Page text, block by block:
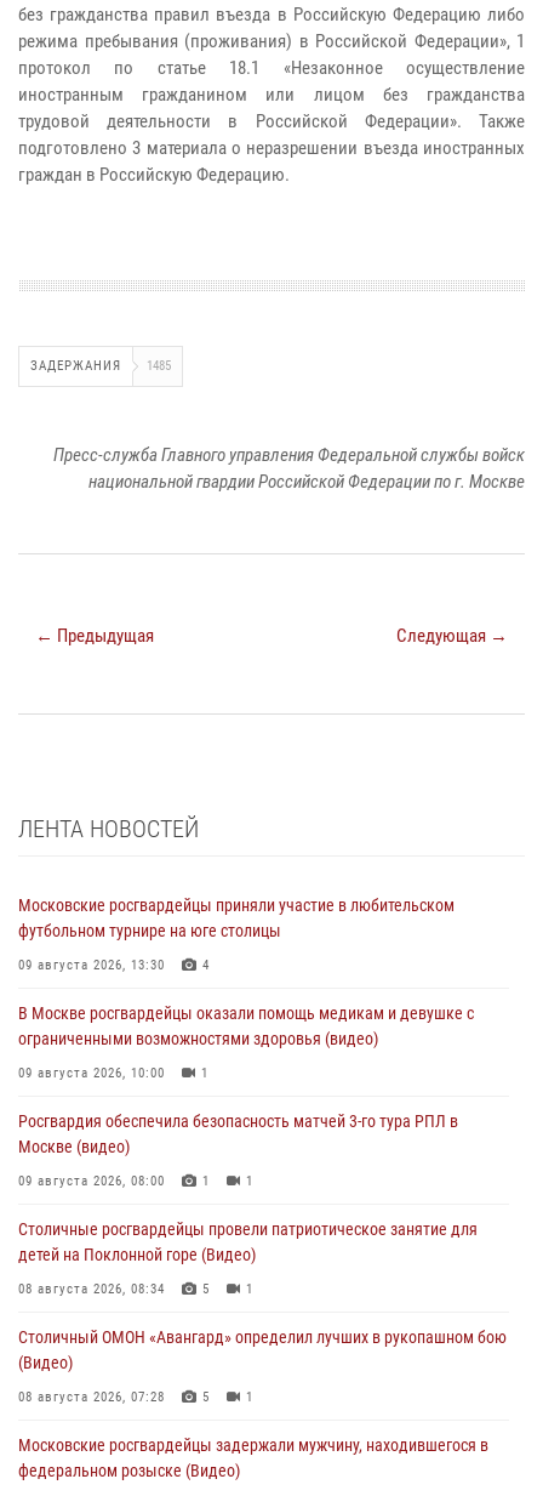
без гражданства правил въезда в Российскую Федерацию либо
режима пребывания (проживания) в Российской Федерации», 1
протокол по статье 18.1 «Незаконное осуществление
иностранным гражданином или лицом без гражданства
трудовой деятельности в Российской Федерации». Также
подготовлено 3 материала о неразрешении въезда иностранных
граждан в Российскую Федерацию.
ЗАДЕРЖАНИЯ 1485
Пресс-служба Главного управления Федеральной службы войск
национальной гвардии Российской Федерации по г. Москве
← Предыдущая Следующая →
ЛЕНТА НОВОСТЕЙ
Московские росгвардейцы приняли участие в любительском
футбольном турнире на юге столицы
09 августа 2026, 13:30 4
В Москве росгвардейцы оказали помощь медикам и девушке с
ограниченными возможностями здоровья (видео)
09 августа 2026, 10:00 1
Росгвардия обеспечила безопасность матчей 3-го тура РПЛ в
Москве (видео)
09 августа 2026, 08:00 1 1
Столичные росгвардейцы провели патриотическое занятие для
детей на Поклонной горе (Видео)
08 августа 2026, 08:34 5 1
Столичный ОМОН «Авангард» определил лучших в рукопашном бою
(Видео)
08 августа 2026, 07:28 5 1
Московские росгвардейцы задержали мужчину, находившегося в
федеральном розыске (Видео)